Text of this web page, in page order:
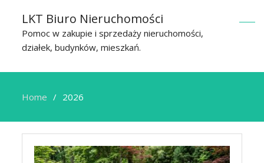
LKT Biuro Nieruchomości
Pomoc w zakupie i sprzedaży nieruchomości,
działek, budynków, mieszkań.
Home 2026